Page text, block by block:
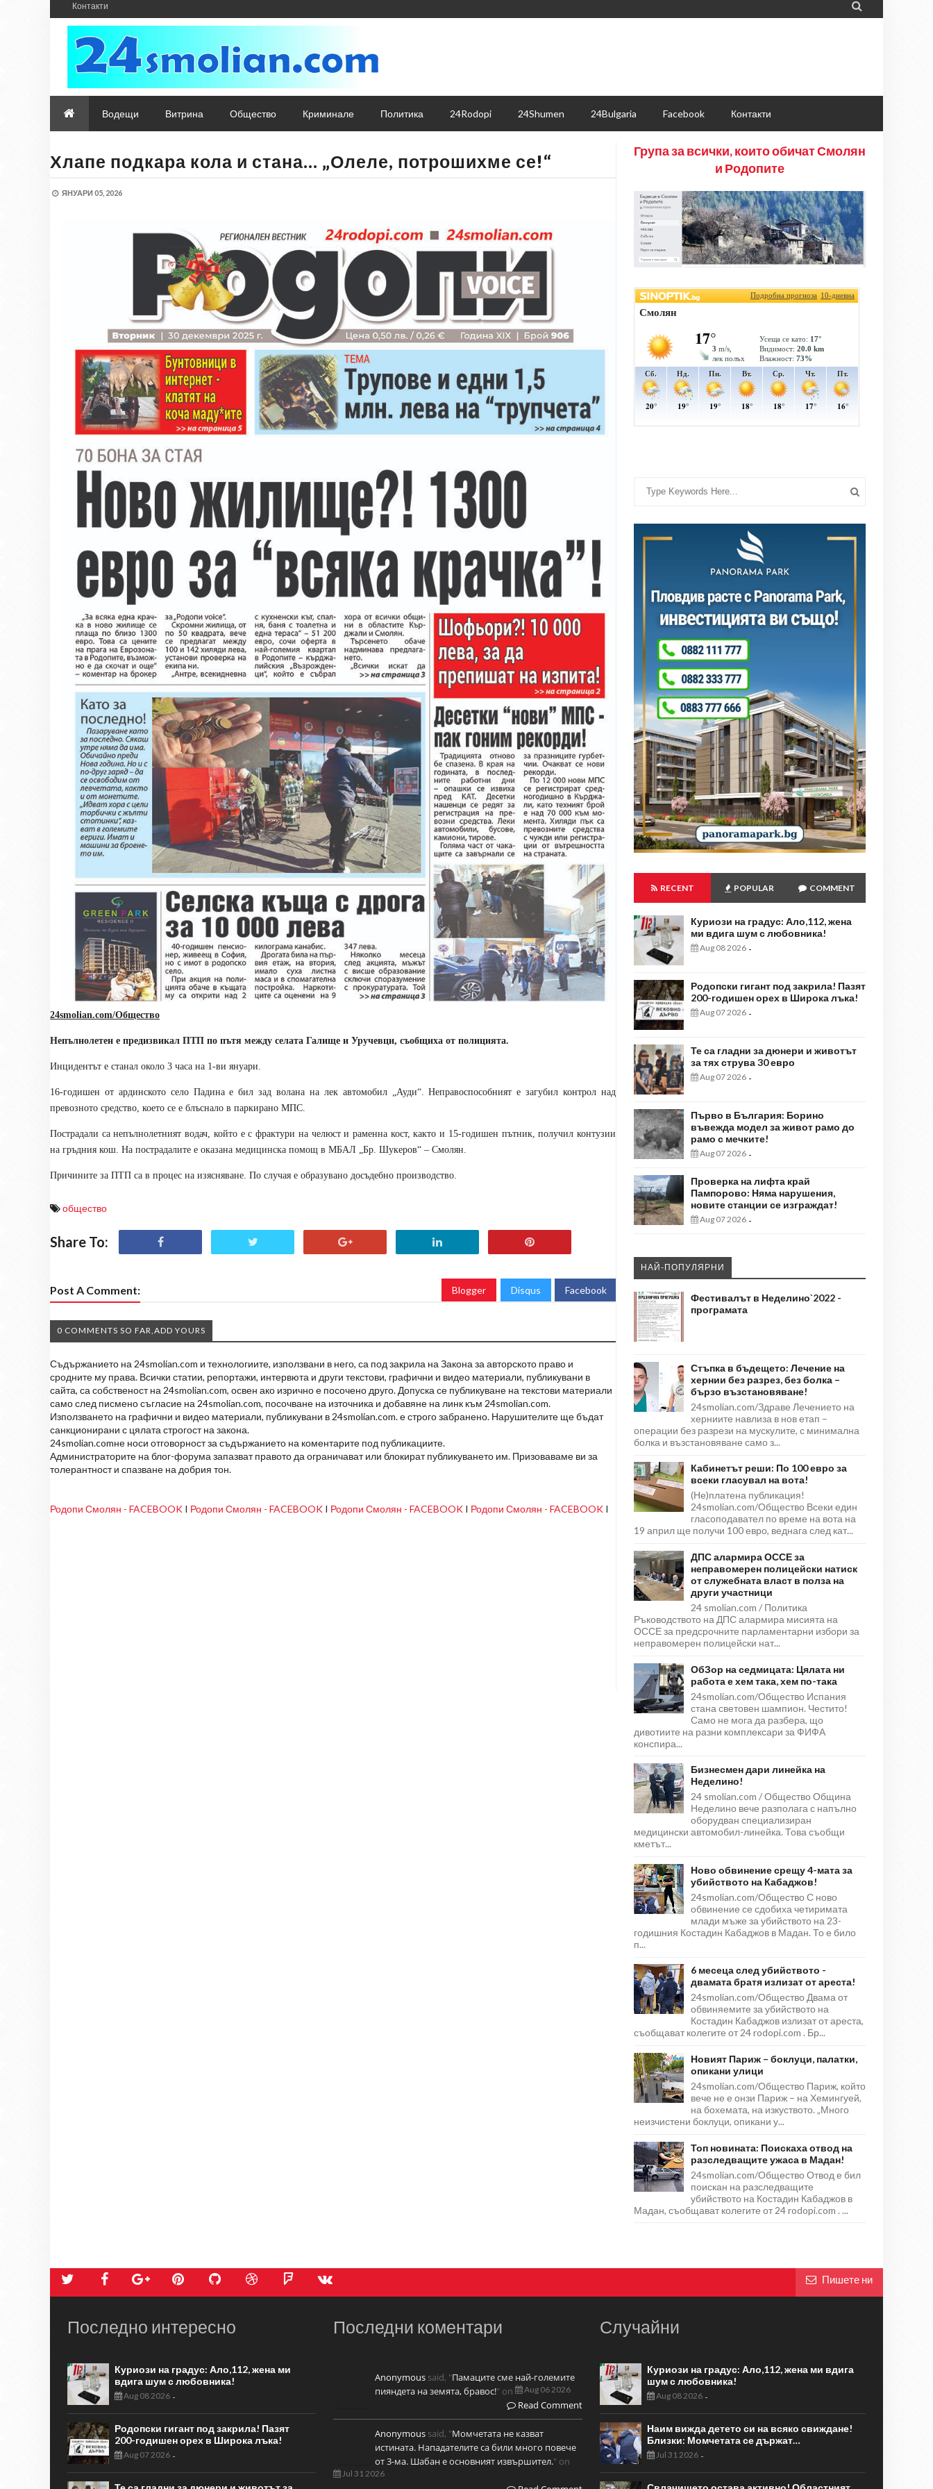
Контакти 
Водещи Витрина Общество Криминале Политика 24Rodopi 24Shumen 24Bulgaria Facebook Контакти
Хлапе подкара кола и стана… „Олеле, потрошихме се!“
ЯНУАРИ 05, 2026
24smolian.com/Общество
Непълнолетен е предизвикал ПТП по пътя между селата Галище и Уручевци, съобщиха от полицията.
Инцидентът е станал около 3 часа на 1-ви януари.
16-годишен от ардинското село Падина е бил зад волана на лек автомобил „Ауди“. Неправоспособният е загубил контрол над
превозното средство, което се е блъснало в паркирано МПС.
Пострадали са непълнолетният водач , който ес фрактури на челюст и раменна кост, както и 15-годишен пътник, получил контузии
на гръдния кош. На пострадалите е оказана медицинска помощ в МБАЛ „Бр. Шукеров“ – Смолян.
Причините за ПТП са в процес на изясняване. По случая е образувано досъдебно производство.
общество
Share To:
Post A Comment: Blogger Disqus Facebook
0 COMMENTS SO FAR,ADD YOURS
Съдържанието на 24smolian.com и технологиите, използвани в него, са под закрила на Закона за авторското право и
сродните му права. Всички статии, репортажи, интервюта и други текстови, графични и видео материали, публикувани в
сайта, са собственост на 24smolian.com, освен ако изрично е посочено друго. Допуска се публикуване на текстови материали
само след писмено съгласие на 24smolian.com, посочване на източника и добавяне на линк към 24smolian.com.
Използването на графични и видео материали, публикувани в 24smolian.com. е строго забранено. Нарушителите ще бъдат
санкционирани с цялата строгост на закона.
24smolian.comне носи отговорност за съдържанието на коментарите под публикациите.
Администраторите на блог-форума запазват правото да ограничават или блокират публикуването им. Призоваваме ви за
толерантност и спазване на добрия тон.
Родопи Смолян - FACEBOOK I Родопи Смолян - FACEBOOK I Родопи Смолян - FACEBOOK I Родопи Смолян - FACEBOOK I
Група за всички, които обичат Смолян
и Родопите
RECENT POPULAR COMMENT
Куриози на градус: Ало,112, жена
ми вдига шум с любовника!
Aug 08 2026 -
Родопски гигант под закрила! Пазят
200-годишен орех в Широка лъка!
Aug 07 2026 -
Те са гладни за дюнери и животът
за тях струва 30 евро
Aug 07 2026 -
Първо в България: Борино
въвежда модел за живот рамо до
рамо с мечките!
Aug 07 2026 -
Проверка на лифта край
Пампорово: Няма нарушения,
новите станции се изграждат!
Aug 07 2026 -
НАЙ-ПОПУЛЯРНИ
Фестивалът в Неделино`2022 -
програмата
Стъпка в бъдещето: Лечение на
хернии без разрез, без болка –
бързо възстановяване!
24smolian.com/Здраве Лечението на
херниите навлиза в нов етап –
операции без разрези на мускулите, с минимална
болка и възстановяване само з...
Кабинетът реши: По 100 евро за
всеки гласувал на вота!
(Не)платена публикация!
24smolian.com/Общество Всеки един
гласоподавател по време на вота на
19 април ще получи 100 евро, веднага след кат...
ДПС алармира ОССЕ за
неправомерен полицейски натиск
от служебната власт в полза на
други участници
24 smolian.com / Политика
Ръководството на ДПС алармира мисията на
ОССЕ за предсрочните парламентарни избори за
неправомерен полицейски нат...
ОбЗор на седмицата: Цялата ни
работа е хем така, хем по-така
24smolian.com/Общество Испания
стана световен шампион. Честито!
Само не мога да разбера, що
дивотиите на разни комплексари за ФИФА
конспира...
Бизнесмен дари линейка на
Неделино!
24 smolian.com / Общество Община
Неделино вече разполага с напълно
оборудван специализиран
медицински автомобил-линейка. Това съобщи
кметът...
Ново обвинение срещу 4-мата за
убийството на Кабаджов!
24smolian.com/Общество С ново
обвинение се сдобиха четиримата
млади мъже за убийството на 23-
годишния Костадин Кабаджов в Мадан. То е било
п...
6 месеца след убийството -
двамата братя излизат от ареста!
24smolian.com/Общество Двама от
обвиняемите за убийството на
Костадин Кабаджов излизат от ареста,
съобщават колегите от 24 rodopi.com . Бр...
Новият Париж – боклуци, палатки,
опикани улици
24smolian.com/Общество Париж, който
вече не е онзи Париж – на Хемингуей,
на бохемата, на изкуството. „Много
неизчистени боклуци, опикани у...
Топ новината: Поискаха отвод на
разследващите ужаса в Мадан!
24smolian.com/Общество Отвод е бил
поискан на разследващите
убийството на Костадин Кабаджов в
Мадан, съобщават колегите от 24 rodopi.com . ...
Пишете ни
Последно интересно
Куриози на градус: Ало,112, жена ми
вдига шум с любовника!
Aug 08 2026 -
Родопски гигант под закрила! Пазят
200-годишен орех в Широка лъка!
Aug 07 2026 -
Последни коментари
Anonymous said, "Памаците сме най-големите
пияндета на земята, бравос!" on Aug 06 2026
Read Comment
Anonymous said, "Момчетата не казват
истината. Нападателите са били много повече
от 3-ма. Шабан е основният извършител." on
Jul 31 2026
Случайни
Куриози на градус: Ало,112, жена ми вдига
шум с любовника!
Aug 08 2026-
Наим вижда детето си на всяко свиждане!
Близки: Момчетата се държат…
Jul 31 2026-